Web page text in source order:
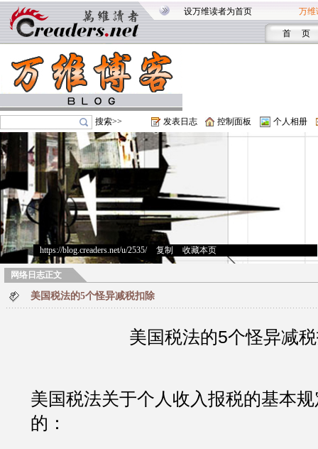
设万维读者为首页 万维
首 页
搜索>> 发表日志 控制面板 个人相册
https://blog.creaders.net/u/2535/> 复制 收藏本页
网络日志正文
美国税法的5个怪异减税扣除
美国税法的5个怪异减
美国税法关于个人收入报税的基本
的：